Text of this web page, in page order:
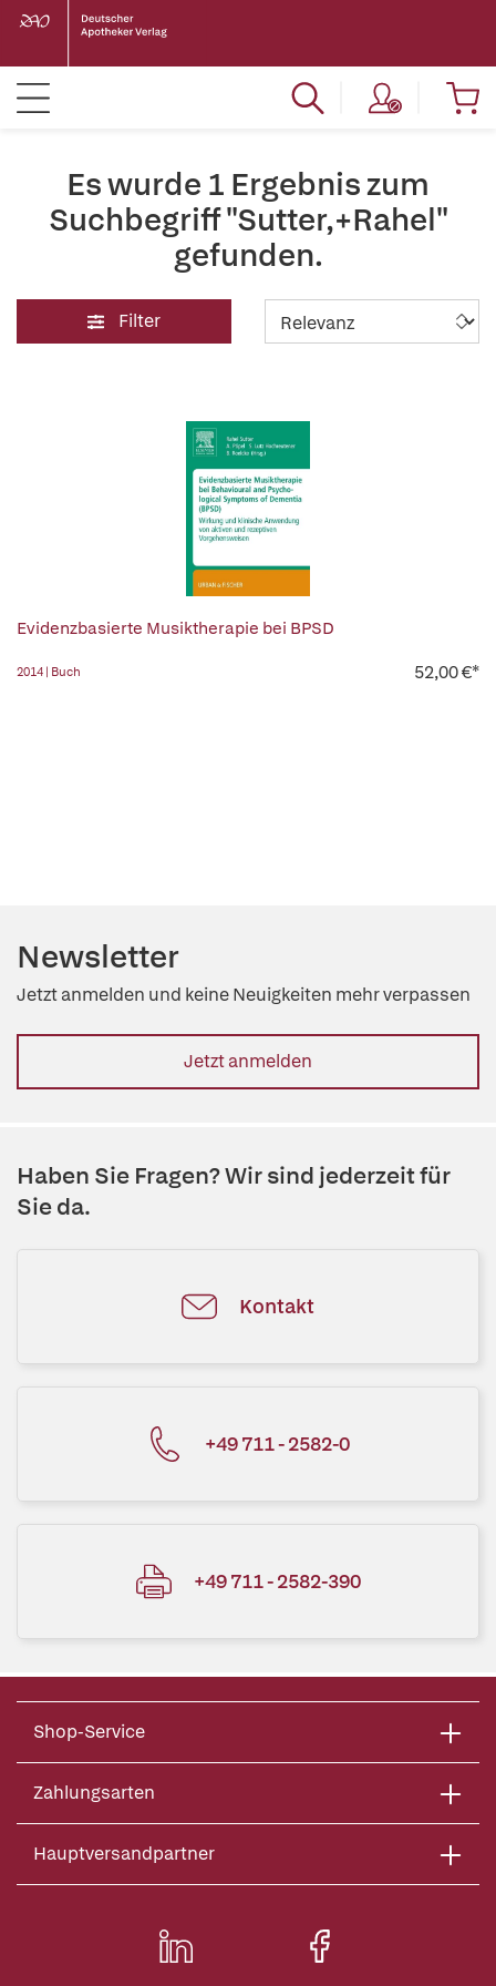
Es wurde 1 Ergebnis zum
Suchbegriff "Sutter,+Rahel"
gefunden.
Filter
Evidenzbasierte Musiktherapie bei BPSD
2014 | Buch 52,00 €*
Newsletter
Jetzt anmelden und keine Neuigkeiten mehr verpassen
Jetzt anmelden
Haben Sie Fragen? Wir sind jederzeit für
Sie da.
Kontakt
+49 711 - 2582-0
+49 711 - 2582-390
Shop-Service
Zahlungsarten
Hauptversandpartner